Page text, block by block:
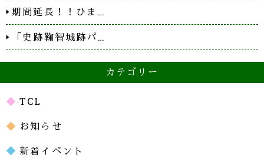
期間延長！！ひま…
「史跡鞠智城跡パ…
カテゴリー
TCL
お知らせ
新着イベント